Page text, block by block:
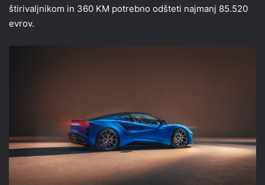
štirivaljnikom in 360 KM potrebno odšteti najmanj 85.520
evrov.